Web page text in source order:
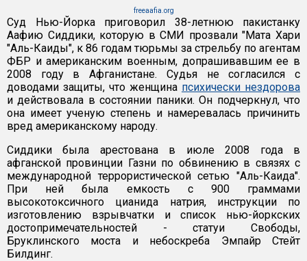
freeaafia.org
Суд Нью-Йорка приговорил 38-летнюю пакистанку
Аафию Сиддики, которую в СМИ прозвали "Мата Хари
"Аль-Каиды", к 86 годам тюрьмы за стрельбу по агентам
ФБР и американским военным, допрашивавшим ее в
2008 году в Афганистане. Судья не согласился с
доводами защиты, что женщина психически нездорова
и действовала в состоянии паники. Он подчеркнул, что
она имеет ученую степень и намеревалась причинить
вред американскому народу.
Сиддики была арестована в июле 2008 года в
афганской провинции Газни по обвинению в связях с
международной террористической сетью "Аль-Каида".
При ней была емкость с 900 граммами
высокотоксичного цианида натрия, инструкции по
изготовлению взрывчатки и список нью-йоркских
достопримечательностей - статуи Свободы,
Бруклинского моста и небоскреба Эмпайр Стейт
Билдинг.